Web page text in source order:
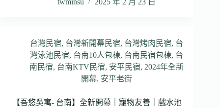
twminsu
2025 年 2 月 23 日
台灣民宿, 台灣新開幕民宿, 台灣烤肉民宿, 台
灣泳池民宿, 台南10人包棟, 台南民宿包棟, 台
南民宿, 台南KTV民宿, 安平民宿, 2024年全新
開幕, 安平老街
【吾悠吳寓- 台南】全新開幕｜寵物友善｜戲水池